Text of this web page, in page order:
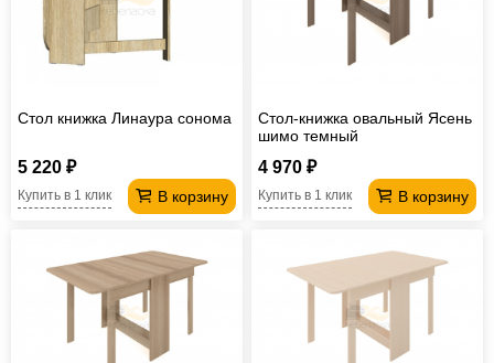
Стол книжка Линаура сонома
5 220 ₽
В корзину
Купить в 1 клик
Стол-книжка овальный Ясень
шимо темный
4 970 ₽
В корзину
Купить в 1 клик